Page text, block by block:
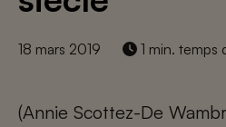
18 mars 2019 1 min. temps
(Annie Scottez-De